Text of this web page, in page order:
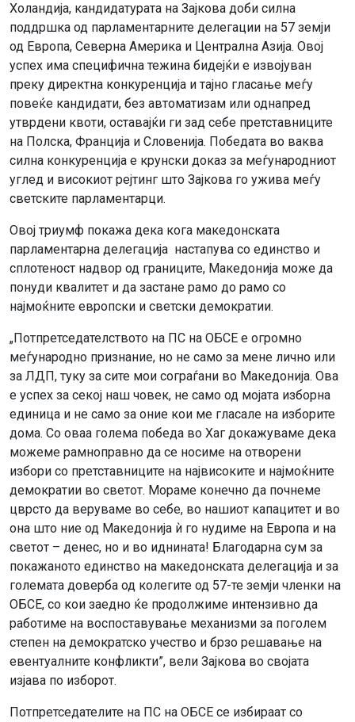
Холандија, кандидатурата на Зајкова доби силна
поддршка од парламентарните делегации на 57 земји
од Европа, Северна Америка и Централна Азија. Овој
успех има специфична тежина бидејќи е извојуван
преку директна конкуренција и тајно гласање меѓу
повеќе кандидати, без автоматизам или однапред
утврдени квоти, оставајќи ги зад себе претставниците
на Полска, Франција и Словенија. Победата во ваква
силна конкуренција е крунски доказ за меѓународниот
углед и високиот рејтинг што Зајкова го ужива меѓу
светските парламентарци.
Овој триумф покажа дека кога македонската
парламентарна делегација настапува со единство и
сплотеност надвор од границите, Македонија може да
понуди квалитет и да застане рамо до рамо со
најмоќните европски и светски демократии.
„Потпретседателството на ПС на ОБСЕ е огромно
меѓународно признание, но не само за мене лично или
за ЛДП, туку за сите мои сограѓани во Македонија. Ова
е успех за секој наш човек, не само од мојата изборна
единица и не само за оние кои ме гласале на изборите
дома. Со оваа голема победа во Хаг докажуваме дека
можеме рамноправно да се носиме на отворени
избори со претставниците на највисоките и најмоќните
демократии во светот. Мораме конечно да почнеме
цврсто да веруваме во себе, во нашиот капацитет и во
она што ние од Македонија ѝ го нудиме на Европа и на
светот – денес, но и во иднината! Благодарна сум за
покажаното единство на македонската делегација и за
големата доверба од колегите од 57-те земји членки на
ОБСЕ, со кои заедно ќе продолжиме интензивно да
работиме на воспоставување механизми за поголем
степен на демократско учество и брзо решавање на
евентуалните конфликти”, вели Зајкова во својата
изјава по изборот.
Потпретседателите на ПС на ОБСЕ се избираат со